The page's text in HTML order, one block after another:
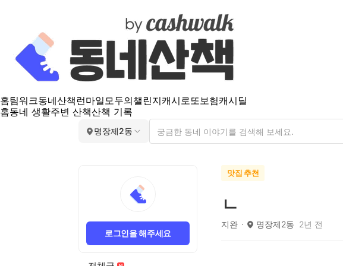
홈팀워크동네산책 런마일모두의챌린지캐시로또보험캐시딜
홈동네 생활주변 산책산책 기록
명장제2동
로그인을 해주세요
맛집 추천
ㄴ
지완 명장제2동 2년 전